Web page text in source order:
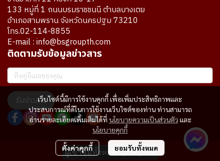
เว็บไซต์นี้มีการใช้งานคุกกี้ เพื่อเพิ่มประสิทธิภาพและ
ประสบการณ์ที่ดีในการใช้งานเว็บไซต์ของท่าน ท่านสามารถ
อ่านรายละเอียดเพิ่มเติมได้ที่ นโยบายความเป็นส่วนตัว และ
นโยบายคุกกี้
ตั้งค่าคุกกี้ ยอมรับทั้งหมด
133 หมู่ที่ 1 ถนนบรมราชชนนี ตำบลบางเตย
อำเภอสามพราน จังหวัดนครปฐม 73210
โทร.02-114-8855
E-mail : info@bsgroupth.com
ติดตามรับข้อมูลข่าวสาร
รับข่าวสาร
ผู้เข้าชมทั้งหมด7,736,599